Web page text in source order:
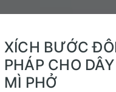
XÍCH BƯỚC
PHÁP CHO
MÌ PHỞ